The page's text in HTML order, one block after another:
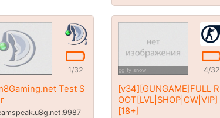
1/32
Test S
gg_fy_snow 4/32
[v34][GUNGAME]FULL R
OOT[LVL|SНОР|CW|VIP]
[18+]